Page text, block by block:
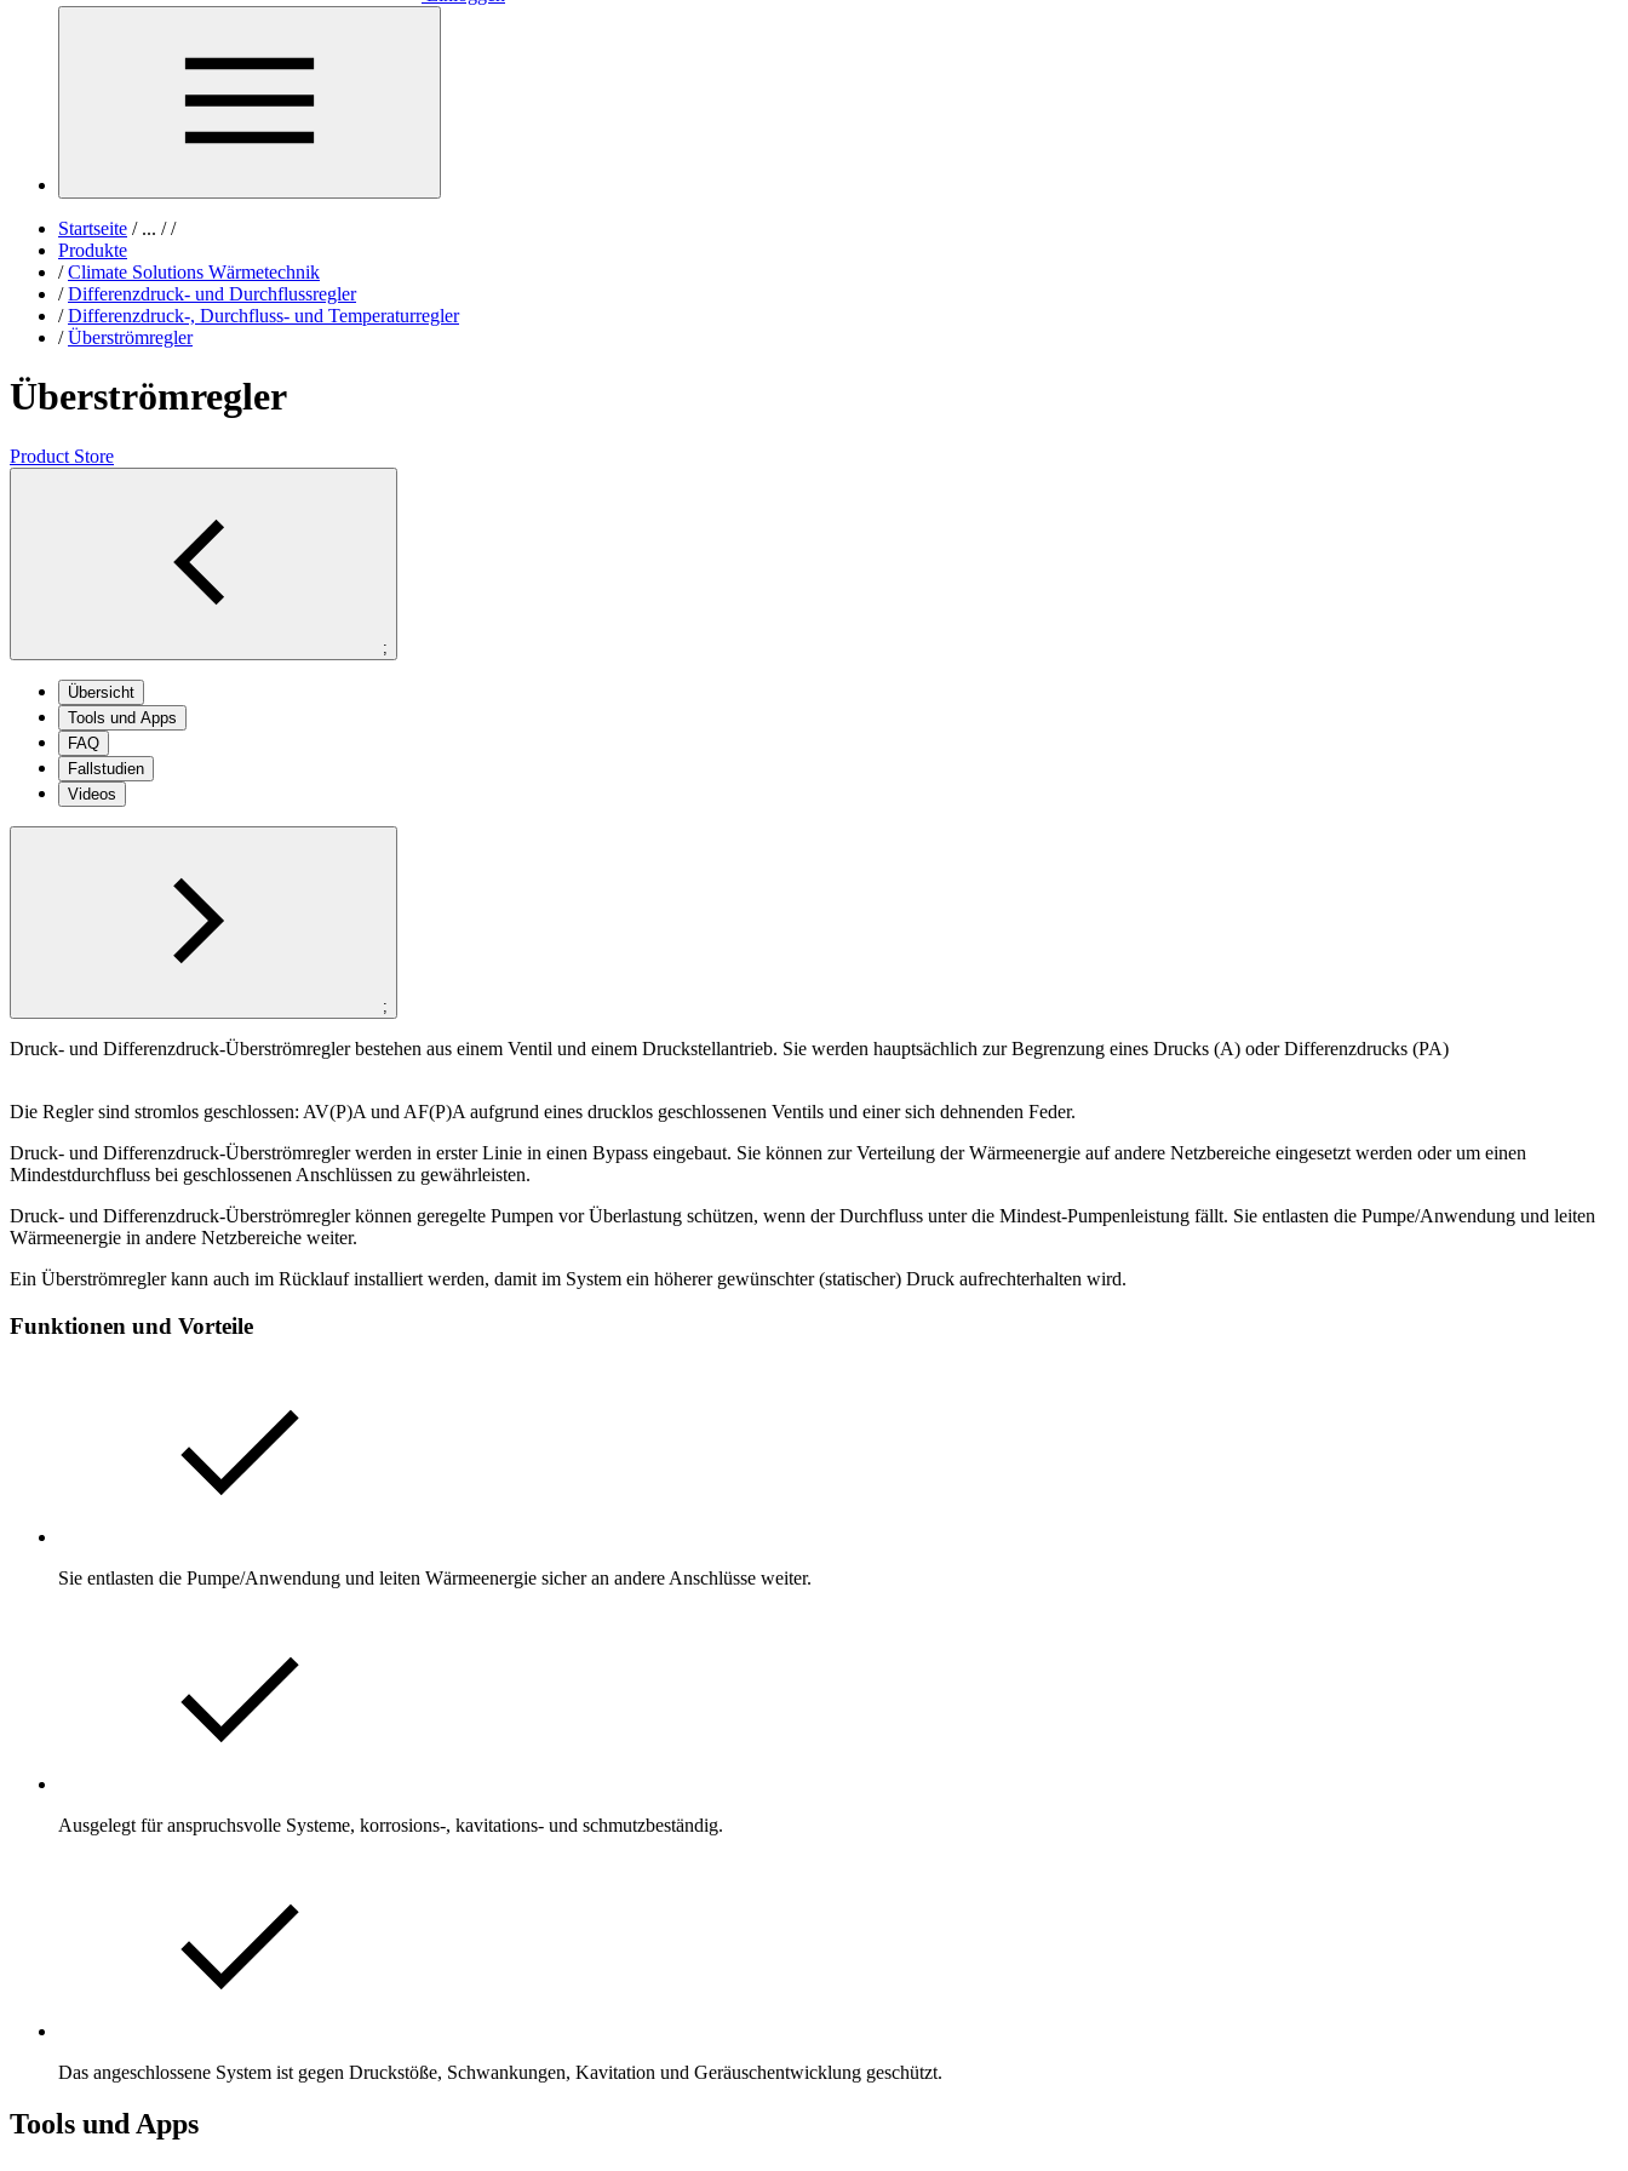
Startseite /... / /
Produkte
/ Climate Solutions Wärmetechnik
/ Differenzdruck- und Durchflussregler
/ Differenzdruck-, Durchfluss- und Temperaturregler
/ Überströmregler
Überströmregler
Product Store
;
Übersicht
Tools und Apps
FAQ
Fallstudien
Videos
;
Druck- und Differenzdruck-Überströmregler bestehen aus einem Ventil und einem Druckstellantrieb. Sie werden hauptsächlich zur Begrenzung eines Drucks (A) oder Differenzdrucks (PA)
Die Regler sind stromlos geschlossen: AV(P)A und AF(P)A aufgrund eines drucklos geschlossenen Ventils und einer sich dehnenden Feder.
Druck- und Differenzdruck-Überströmregler werden in erster Linie in einen Bypass eingebaut. Sie können zur Verteilung der Wärmeenergie auf andere Netzbereiche eingesetzt werden oder um einen
Mindestdurchfluss bei geschlossenen Anschlüssen zu gewährleisten.
Druck- und Differenzdruck-Überströmregler können geregelte Pumpen vor Überlastung schützen, wenn der Durchfluss unter die Mindest-Pumpenleistung fällt. Sie entlasten die Pumpe/Anwendung und leiten
Wärmeenergie in andere Netzbereiche weiter.
Ein Überströmregler kann auch im Rücklauf installiert werden, damit im System ein höherer gewünschter (statischer) Druck aufrechterhalten wird.
Funktionen und Vorteile
Sie entlasten die Pumpe/Anwendung und leiten Wärmeenergie sicher an andere Anschlüsse weiter.
Ausgelegt für anspruchsvolle Systeme, korrosions-, kavitations- und schmutzbeständig.
Das angeschlossene System ist gegen Druckstöße, Schwankungen, Kavitation und Geräuschentwicklung geschützt.
Tools und Apps